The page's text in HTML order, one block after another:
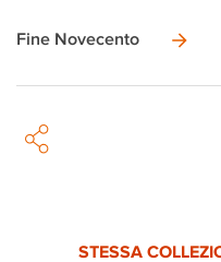
Fine Novecento
STESSA